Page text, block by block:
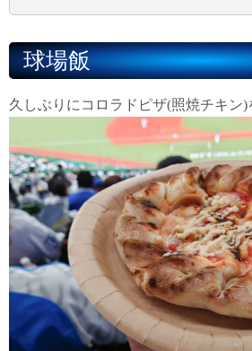
球場飯
久しぶりにコロラドピザ(照焼チキン)